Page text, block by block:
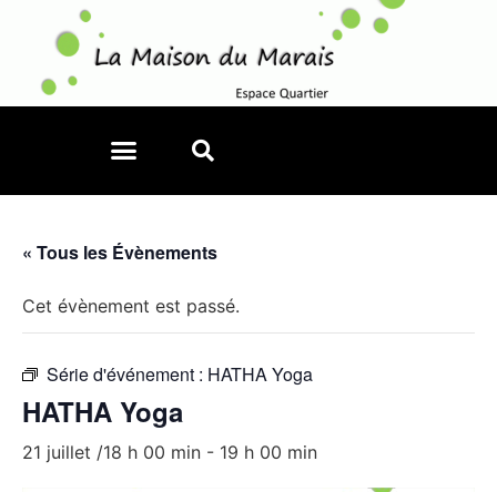
« Tous les Évènements
Cet évènement est passé.
Série d'événement : HATHA Yoga
HATHA Yoga
21 juillet /18 h 00 min - 19 h 00 min